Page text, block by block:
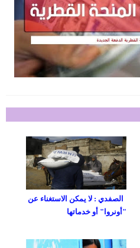
الصفدي : لا يمكن الاستغناء عن
"أونروا" أو خدماتها